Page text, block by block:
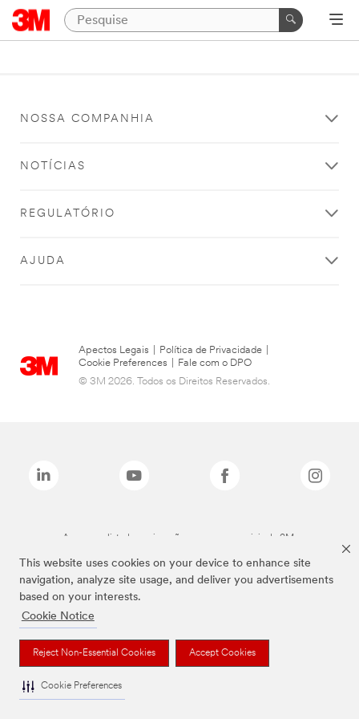
This website uses cookies on your device to enhance site
navigation, analyze site usage, and deliver you advertisements
based on your interests.
Cookie Notice
Reject Non-Essential Cookies Accept Cookies
Cookie Preferences
NOSSA COMPANHIA
NOTÍCIAS
REGULATÓRIO
AJUDA
Apectos Legais Política de Privacidade
Cookie Preferences
Fale com o DPO
© 3M 2026. Todos os Direitos Reservados.
As marcas listadas a cima são marcas comerciais da 3M.